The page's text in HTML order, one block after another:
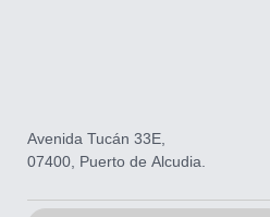
Avenida Tucán 33E,
07400, Puerto de Alcudia.